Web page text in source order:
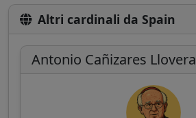
Altri cardinali da Spain
Antonio Cañizares Llovera